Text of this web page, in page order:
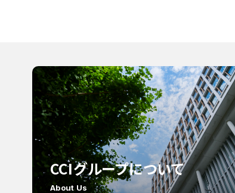
CCIグループについて
About Us